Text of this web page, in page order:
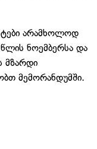
არამხოლოდ
ნოემბერსა და
მზარდი
მემორანდუმში.